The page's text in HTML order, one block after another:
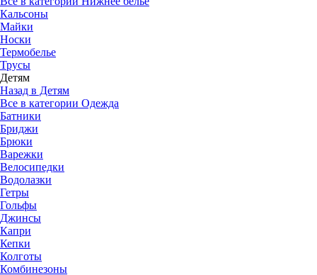
Кальсоны
Майки
Носки
Термобелье
Трусы
Детям
Назад в Детям
Все в категории Одежда
Батники
Бриджи
Брюки
Варежки
Велосипедки
Водолазки
Гетры
Гольфы
Джинсы
Капри
Кепки
Колготы
Комбинезоны